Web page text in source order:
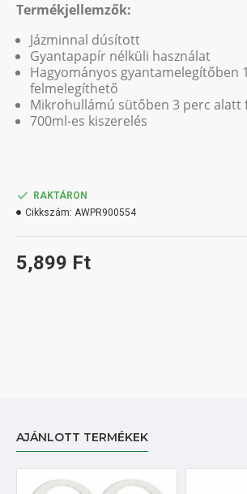
Termékjellemzők:
Jázminnal dúsított
Gyantapapír nélküli használat
Hagyományos gyantamelegítőben
felmelegíthető
Mikrohullámú sütőben 3 perc alatt
700ml-es kiszerelés
5,899 Ft
RAKTÁRON
Cikkszám: AWPR900554
AJÁNLOTT TERMÉKEK